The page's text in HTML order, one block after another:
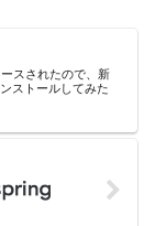
スされたので、新
ストールしてみた